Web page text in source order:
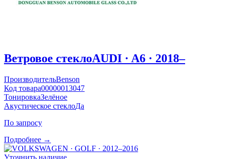
Ветровое стеклоAUDI · A6 · 2018–
ПроизводительBenson
Код товара00000013047
ТонировкаЗелёное
Акустическое стеклоДа
По запросу
Подробнее →
Уточнить наличие